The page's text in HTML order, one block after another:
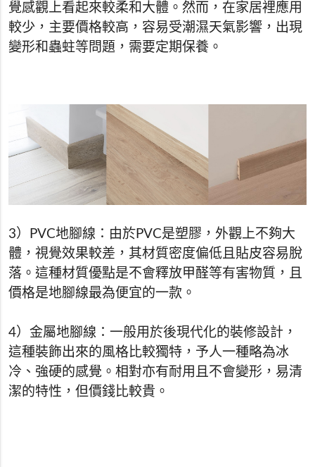
覺感觀上看起來較柔和大體。然而，在家居裡應用
較少，主要價格較高，容易受潮濕天氣影響，出現
變形和蟲蛀等問題，需要定期保養。
3）PVC地腳線：由於PVC是塑膠，外觀上不夠大
體，視覺效果較差，其材質密度偏低且貼皮容易脫
落。這種材質優點是不會釋放甲醛等有害物質，且
價格是地腳線最為便宜的一款。
4）金屬地腳線：一般用於後現代化的裝修設計，
這種裝飾出來的風格比較獨特，予人一種略為冰
冷、強硬的感覺。相對亦有耐用且不會變形，易清
潔的特性，但價錢比較貴。